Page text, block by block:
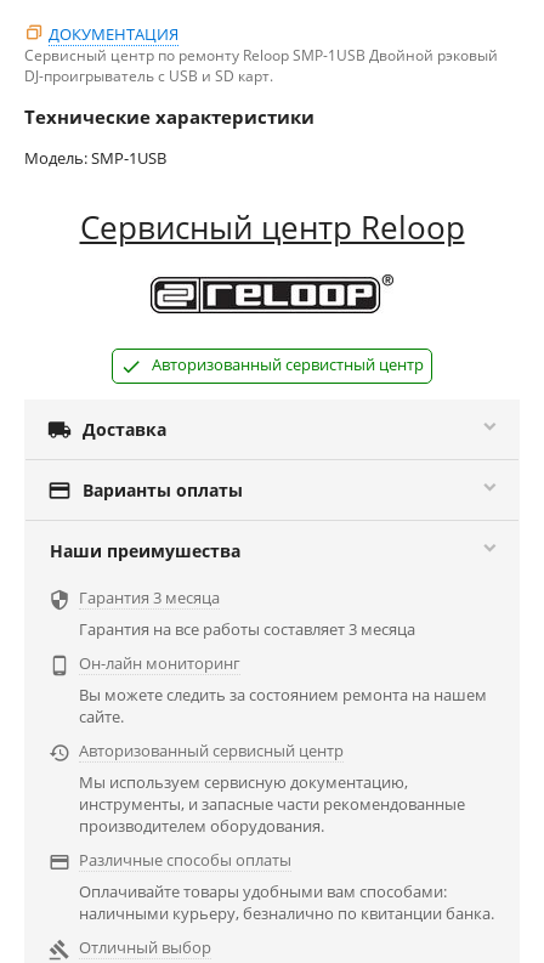
ДОКУМЕНТАЦИЯ
Сервисный центр по ремонту Reloop SMP-1USB Двойной рэковый
DJ-проигрыватель с USB и SD карт.
Технические характеристики
Модель: SMP-1USB
Сервисный центр Reloop
Авторизованный сервистный центр
 Доставка
 Варианты оплаты
Наши преимушества
 Гарантия 3 месяца
Гарантия на все работы составляет 3 месяца

Он-лайн мониторинг
Вы можете следить за состоянием ремонта на нашем
сайте.
 Авторизованный сервисный центр
Мы используем сервисную документацию,
инструменты, и запасные части рекомендованные
производителем оборудования.
 Различные способы оплаты
Оплачивайте товары удобными вам способами:
наличными курьеру, безналично по квитанции банка.
 Отличный выбор